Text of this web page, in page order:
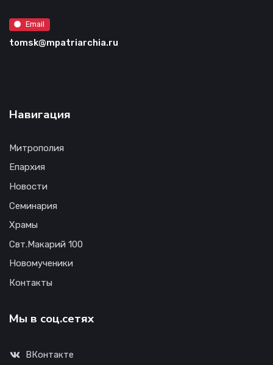
Email
tomsk@mpatriarchia.ru
Навигация
Митрополия
Епархия
Новости
Семинария
Храмы
Свт.Макарий 100
Новомученики
Контакты
Мы в соц.сетях
ВКонтакте